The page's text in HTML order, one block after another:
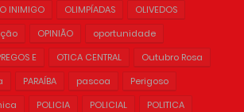
INIMIGO
OLIMPÍADAS
OLIVEDOS
OPINIÃO
oportunidade
E
OTICA CENTRAL
Outubro Rosa
PARAÍBA pascoa
Perigoso
POLICIA POLICIAL
POLITICA